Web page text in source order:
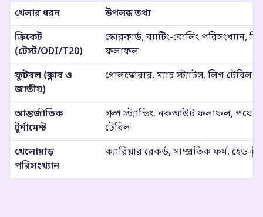
খেলার ধরন
উপলব্ধ তথ্য
ক্রিকেট
(টেস্ট/ODI/T20)
স্কোরকার্ড, ব্যাটিং-বোলিং পরিসংখ্যান,
ফলাফল
ফুটবল (ক্লাব ও
জাতীয়)
গোলস্কোরার, ম্যাচ স্ট্যাটস, লিগ টেবিল
আন্তর্জাতিক
টুর্নামেন্ট
গ্রুপ স্ট্যান্ডিং, নকআউট ফলাফল, পয়েন্ট
টেবিল
খেলোয়াড়
পরিসংখ্যান
ক্যারিয়ার রেকর্ড, সাম্প্রতিক ফর্ম, হেড-